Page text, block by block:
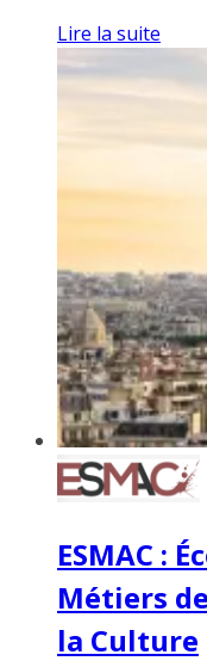
Lire la suite
ESMAC :
Métiers
la Culture